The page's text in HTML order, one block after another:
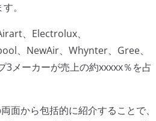
。
、Electrolux、
、NewAir、Whynter、Gree、
メーカーが売上の約xxxxx％を占
面から包括的に紹介することで、